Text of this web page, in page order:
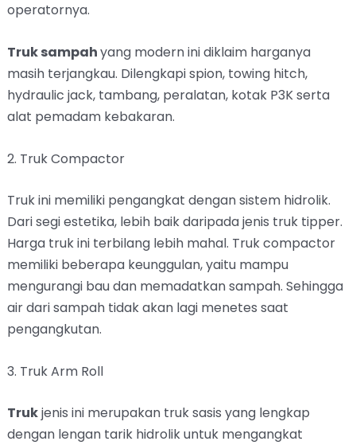
operatornya.
Truk sampahyang modern ini diklaim harganya
masih terjangkau. Dilengkapi spion, towing hitch,
hydraulic jack, tambang, peralatan, kotak P3K serta
alat pemadam kebakaran.
2. Truk Compactor
Truk ini memiliki pengangkat dengan sistem hidrolik.
Dari segi estetika, lebih baik daripada jenis truk tipper.
Harga truk ini terbilang lebih mahal. Truk compactor
memiliki beberapa keunggulan, yaitu mampu
mengurangi bau dan memadatkan sampah. Sehingga
air dari sampah tidak akan lagi menetes saat
pengangkutan.
3. Truk Arm Roll
Trukjenis ini merupakan truk sasis yang lengkap
dengan lengan tarik hidrolik untuk mengangkat